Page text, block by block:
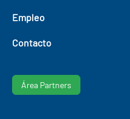
Empleo
Contacto
Área Partners